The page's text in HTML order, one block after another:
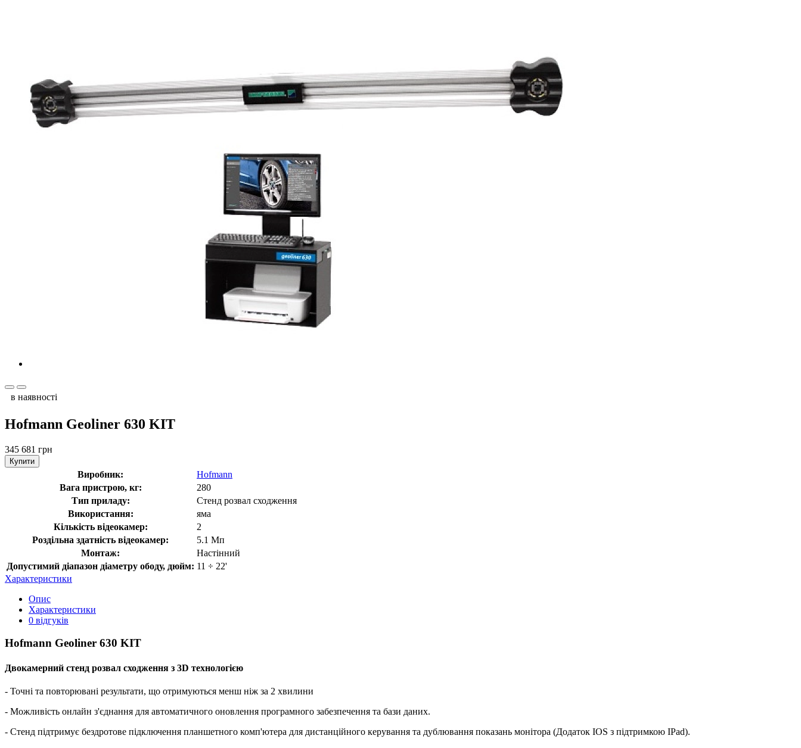
в наявності
Hofmann Geoliner 630 KIT
345 681 грн
Купити
Виробник:
Hofmann
Вага пристрою, кг:
280
Тип приладу:
Стенд розвал сходження
Використання:
яма
Кількість відеокамер:
2
Роздільна здатність відеокамер:
5.1 Мп
Монтаж:
Настінний
Допустимий діапазон діаметру ободу, дюйм: 11 ÷ 22'
Характеристики
Опис
Характеристики
0 відгуків
Hofmann Geoliner 630 KIT
Двокамерний стенд розвал сходження з 3D технологією
- Точні та повторювані результати, що отримуються менш ніж за 2 хвилини
- Можливість онлайн з'єднання для автоматичного оновлення програмного забезпечення та бази даних.
- Стенд підтримує бездротове підключення планшетного комп'ютера для дистанційного керування та дублювання показань монітора (Додаток IOS з підтримкою IPad).